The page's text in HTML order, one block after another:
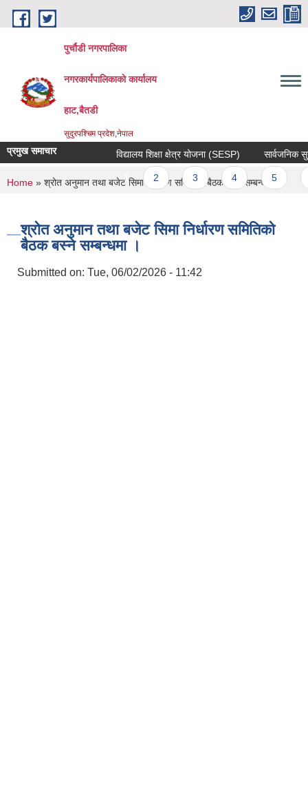
Skip to main content
पुर्चौडी नगरपालिका
नगरकार्यपालिकाकाे कार्यालय
हाट,बैतडी
सुदुरपश्चिम प्रदेश,नेपाल
प्रमुख समाचार विद्यालय शिक्षा क्षेत्र योजना (SESP) सार्वजनिक
Pages
1 2 3 4 5
You are here
Home » श्रोत अनुमान तथा बजेट सिमा निर्धारण समितिको बैठक बस्ने सम्बन्धमा ।
श्रोत अनुमान तथा बजेट सिमा निर्धारण समितिको
बैठक बस्ने सम्बन्धमा ।
Submitted on: Tue, 06/02/2026 - 11:42